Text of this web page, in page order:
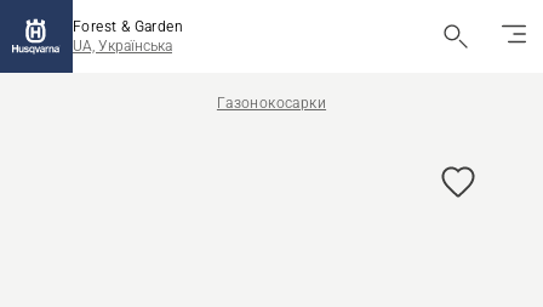
Forest & Garden
UA, Українська
Газонокосарки